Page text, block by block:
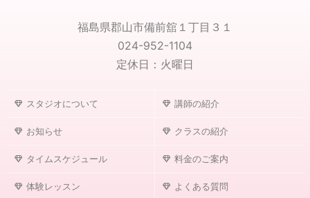
福島県郡山市備前舘１丁目３１
024-952-1104
定休日：火曜日
スタジオについて 講師の紹介
お知らせ クラスの紹介
タイムスケジュール 料金のご案内
体験レッスン よくある質問